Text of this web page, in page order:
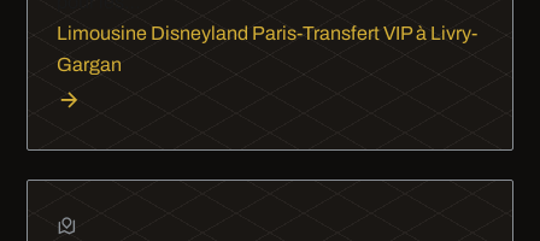
Limousine Disneyland Paris-Transfert VIP à Livry-
Gargan